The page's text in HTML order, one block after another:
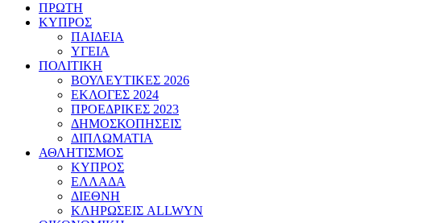
ΠΡΩΤΗ
ΚΥΠΡΟΣ
ΠΑΙΔΕΙΑ
ΥΓΕΙΑ
ΠΟΛΙΤΙΚΗ
ΒΟΥΛΕΥΤΙΚΕΣ 2026
ΕΚΛΟΓΕΣ 2024
ΠΡΟΕΔΡΙΚΕΣ 2023
ΔΗΜΟΣΚΟΠΗΣΕΙΣ
ΔΙΠΛΩΜΑΤΙΑ
ΑΘΛΗΤΙΣΜΟΣ
ΚΥΠΡΟΣ
ΕΛΛΑΔΑ
ΔΙΕΘΝΗ
ΚΛΗΡΩΣΕΙΣ ALLWYN